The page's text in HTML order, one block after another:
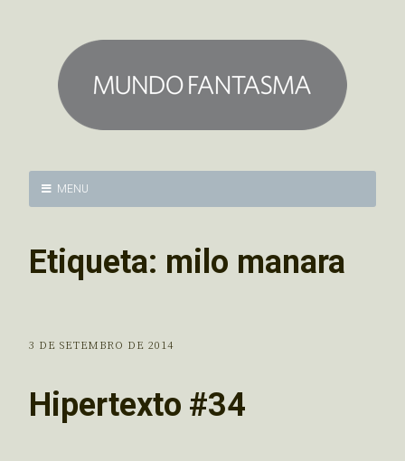
MENU
Etiqueta: milo manara
3 DE SETEMBRO DE 2014
Hipertexto #34